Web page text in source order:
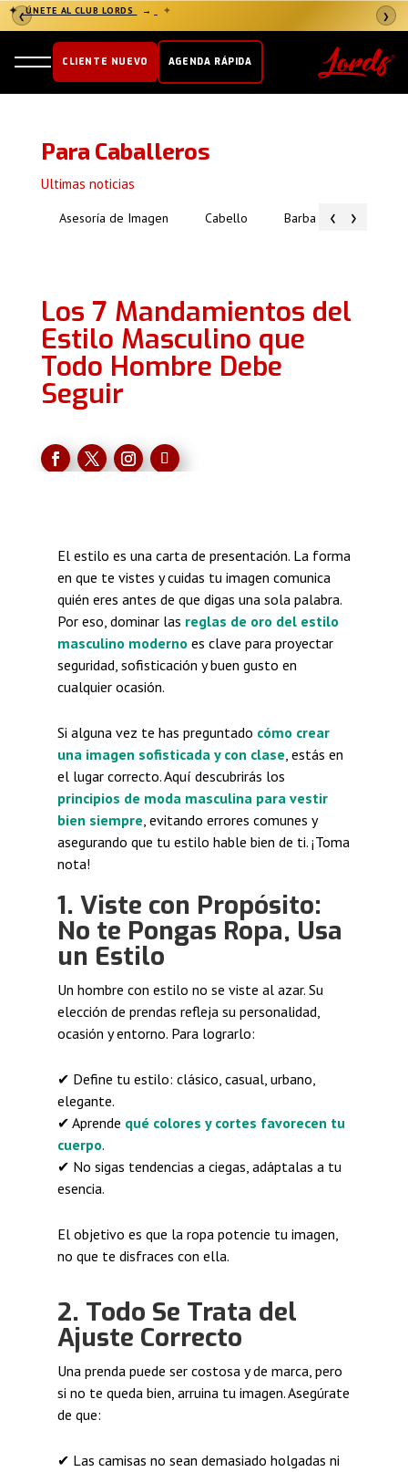
❮ ❯
✦ ÚNETE AL CLUB LORDS → ✦
CLIENTE NUEVO AGENDA RÁPIDA
Para Caballeros
Ultimas noticias
‹
Asesoría de Imagen Cabello Barba Piel
›
Los 7 Mandamientos del
Estilo Masculino que
Todo Hombre Debe
Seguir
El estilo es una carta de presentación. La forma
en que te vistes y cuidas tu imagen comunica
quién eres antes de que digas una sola palabra.
Por eso, dominar las reglas de oro del estilo
masculino moderno es clave para proyectar
seguridad, sofisticación y buen gusto en
cualquier ocasión.
Si alguna vez te has preguntado cómo crear
una imagen sofisticada y con clase, estás en
el lugar correcto. Aquí descubrirás los
principios de moda masculina para vestir
bien siempre, evitando errores comunes y
asegurando que tu estilo hable bien de ti. ¡Toma
nota!
1. Viste con Propósito:
No te Pongas Ropa, Usa
un Estilo
Un hombre con estilo no se viste al azar. Su
elección de prendas refleja su personalidad,
ocasión y entorno. Para lograrlo:
✔ Define tu estilo: clásico, casual, urbano,
elegante.
✔ Aprende qué colores y cortes favorecen tu
cuerpo.
✔ No sigas tendencias a ciegas, adáptalas a tu
esencia.
El objetivo es que la ropa potencie tu imagen,
no que te disfraces con ella.
2. Todo Se Trata del
Ajuste Correcto
Una prenda puede ser costosa y de marca, pero
si no te queda bien, arruina tu imagen. Asegúrate
de que:
✔ Las camisas no sean demasiado holgadas ni